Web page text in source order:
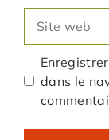
web
dans le